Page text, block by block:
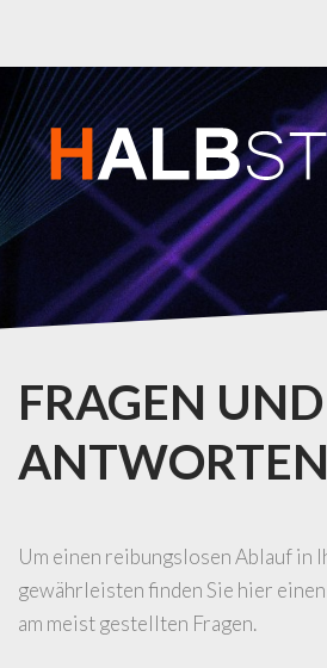
FRAGEN UND
ANTWORTEN
Um einen reibungslosen Ablauf in
gewährleisten finden Sie hier
am meist gestellten Fragen.